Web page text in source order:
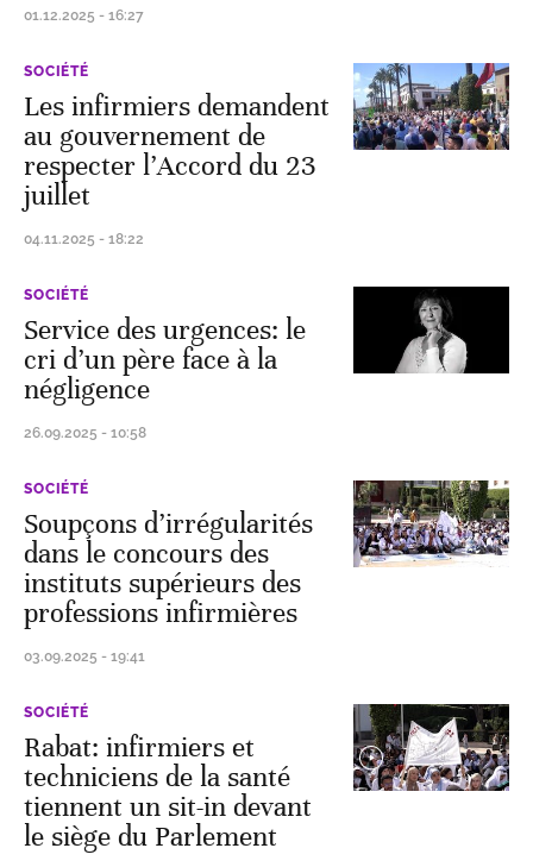
01.12.2025 - 16:27
SOCIÉTÉ
Les infirmiers demandent
au gouvernement de
respecter l’Accord du 23
juillet
04.11.2025 - 18:22
SOCIÉTÉ
Service des urgences: le
cri d’un père face à la
négligence
26.09.2025 - 10:58
SOCIÉTÉ
Soupçons d’irrégularités
dans le concours des
instituts supérieurs des
professions infirmières
03.09.2025 - 19:41
SOCIÉTÉ
Rabat: infirmiers et
techniciens de la santé
tiennent un sit-in devant
le siège du Parlement